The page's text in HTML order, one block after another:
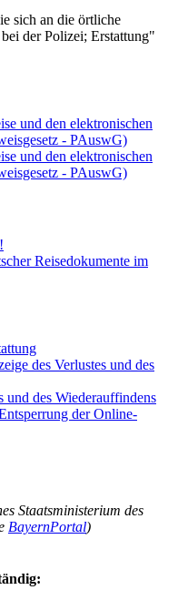
sich an die örtliche
der Polizei; Erstattung"
und den elektronischen
- PAuswG)
und den elektronischen
- PAuswG)
Reisedokumente im
des Verlustes und des
und des Wiederauffindens
der Online-
Staatsministerium des
BayernPortal)